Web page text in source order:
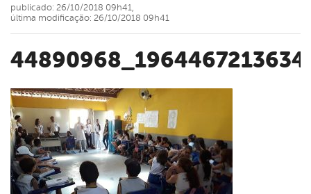
publicado: 26/10/2018 09h41,
última modificação: 26/10/2018 09h41